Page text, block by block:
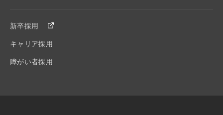
新卒採用
キャリア採用
障がい者採用